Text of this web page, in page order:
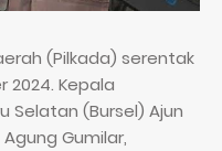
(Pilkada) serentak
2024. Kepala
Selatan (Bursel) Ajun
Agung Gumilar,